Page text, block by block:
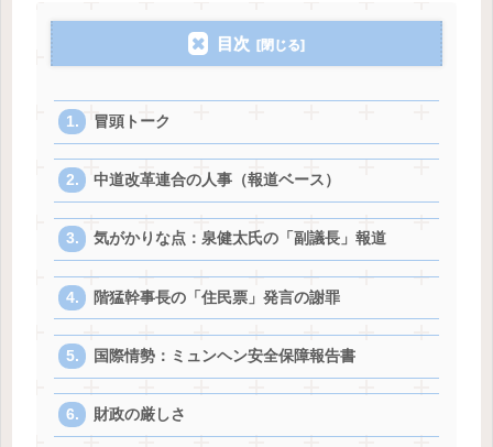
目次
冒頭トーク
中道改革連合の人事（報道ベース）
気がかりな点：泉健太氏の「副議長」報道
階猛幹事長の「住民票」発言の謝罪
国際情勢：ミュンヘン安全保障報告書
財政の厳しさ